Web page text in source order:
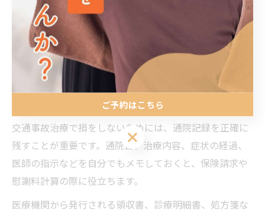
整骨院や鍼灸院を併用する場合は、主治医の許可や紹介
状を得ることが大切です。保険適用の可否や治療内容の
証明が求められるため、医療機関との連携を密にし、記
録を残しておくことがトラブル防止につながります。
交通事故治療で知っておきたい通院記録の残し方
交通事故治療で損をしないためには、通院記録を正確に
残すことが重要です。通院日、治療内容、症状の経過、
医師の指示などを自分でもメモしておくと、保険請求や
慰謝料計算の際に役立ちます。
医療機関から発行される領収書、診療明細書、処方箋な
ご予約はこちら
ご予約はこちら